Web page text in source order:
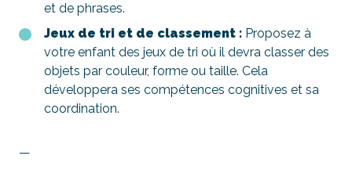
et de phrases.
Jeux de tri et de classement : Proposez à
votre enfant des jeux de tri où il devra classer des
objets par couleur, forme ou taille. Cela
développera ses compétences cognitives et sa
coordination.
—